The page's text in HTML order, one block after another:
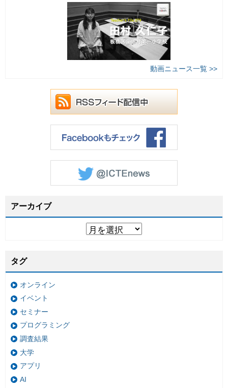
動画ニュース一覧 >>
アーカイブ
タグ
オンライン
イベント
セミナー
プログラミング
調査結果
大学
アプリ
AI